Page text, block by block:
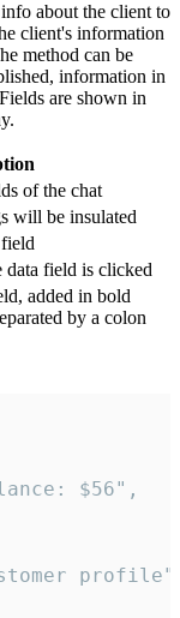
about the client to
client's information
method can be
information in
are shown in
of the chat
will be insulated
data field is clicked
added in bold
by a colon
$56",